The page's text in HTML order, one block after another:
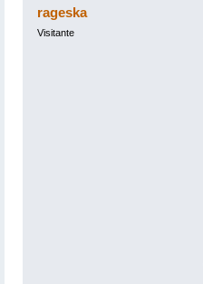
rageska
Visitante